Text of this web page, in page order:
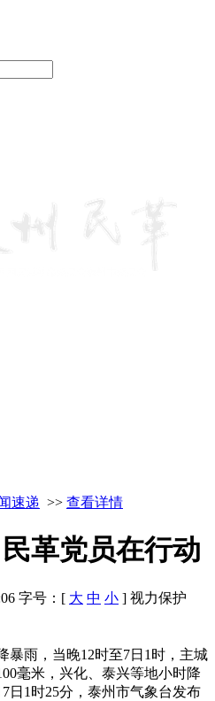
速递 >> 查看详情
革党员在行动
字号：[ 大 中 小 ] 视力保护
暴雨，当晚12时至7日1时，主城
毫米，兴化、泰兴等地小时降
日1时25分，泰州市气象台发布